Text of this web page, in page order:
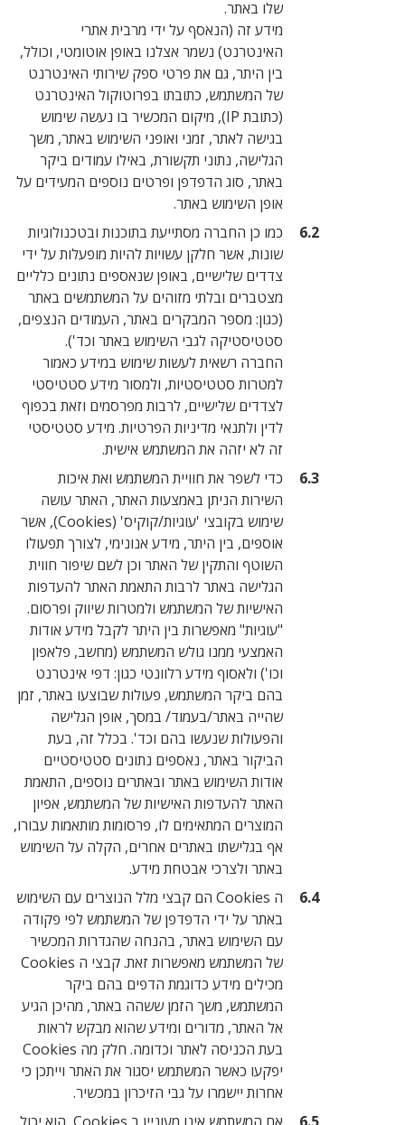
מידע זה (הנאסף על ידי מרבית אתרי
האינטרנט) נשמר אצלנו באופן אוטומטי, וכולל,
בין היתר, גם את פרטי ספק שירותי האינטרנט
של המשתמש, כתובתו בפרוטוקול האינטרנט
(כתובת IP), מיקום המכשיר בו נעשה שימוש
בגישה לאתר, זמני ואופני השימוש באתר, משך
הגלישה, נתוני תקשורת, באילו עמודים ביקר
באתר, סוג הדפדפן ופרטים נוספים המעידים על
כמו כן החברה מסתייעת בתוכנות ובטכנולוגיות
שונות, אשר חלקן עשויות להיות מופעלות על ידי
צדדים שלישיים, באופן שנאספים נתונים כלליים
מצטברים ובלתי מזוהים על המשתמשים באתר
(כגון: מספר המבקרים באתר, העמודים הנצפים,
סטטיסטיקה לגבי השימוש באתר וכד').
החברה רשאית לעשות שימוש במידע כאמור
למטרות סטטיסטיות, ולמסור מידע סטטיסטי
לצדדים שלישיים, לרבות מפרסמים וזאת בכפוף
לדין ולתנאי מדיניות הפרטיות. מידע סטטיסטי
זה לא יזהה את המשתמש אישית.
כדי לשפר את חוויית המשתמש ואת איכות
השירות הניתן באמצעות האתר, האתר עושה
שימוש בקובצי 'עוגיות/קוקיס' (Cookies), אשר
אוספים, בין היתר, מידע אנונימי, לצורך תפעולו
השוטף והתקין של האתר וכן לשם שיפור חווית
הגלישה באתר לרבות התאמת האתר להעדפות
האישיות של המשתמש ולמטרות שיווק ופרסום.
"עוגיות" מאפשרות בין היתר לקבל מידע אודות
האמצעי ממנו גולש המשתמש (מחשב, פלאפון
וכו') ולאסוף מידע רלוונטי כגון: דפי אינטרנט
בהם ביקר המשתמש, פעולות שבוצעו באתר, זמן
שהייה באתר/בעמוד/ במסך, אופן הגלישה
והפעולות שנעשו בהם וכד'. בכלל זה, בעת
הביקור באתר, נאספים נתונים סטטיסטיים
אודות השימוש באתר ובאתרים נוספים, התאמת
האתר להעדפות האישיות של המשתמש, אפיון
המוצרים המתאימים לו, פרסומות מותאמות עבורו,
אף בגלישתו באתרים אחרים, הקלה על השימוש
באתר ולצרכי אבטחת מידע.
ה Cookies הם קבצי מלל הנוצרים עם השימוש
באתר על ידי הדפדפן של המשתמש לפי פקודה
עם השימוש באתר, בהנחה שהגדרות המכשיר
של המשתמש מאפשרות זאת. קבצי ה Cookies
מכילים מידע כדוגמת הדפים בהם ביקר
המשתמש, משך הזמן ששהה באתר, מהיכן הגיע
אל האתר, מדורים ומידע שהוא מבקש לראות
בעת הכניסה לאתר וכדומה. חלק מה Cookies
יפקעו כאשר המשתמש יסגור את האתר וייתכן כי
אחרות יישמרו על גבי הזיכרון במכשיר.